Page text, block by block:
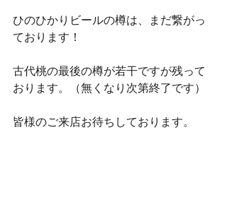
ひのひかりビールの樽は、まだ繋がっ
ております！
古代桃の最後の樽が若干ですが残って
おります。（無くなり次第終了です）
皆様のご来店お待ちしております。